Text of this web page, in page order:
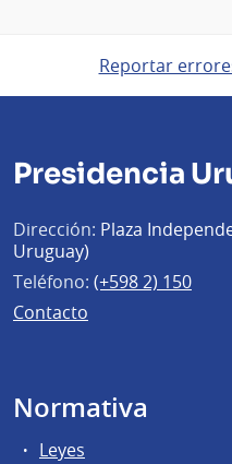
Reportar
Presidencia
Dirección: Plaza
Uruguay)
Teléfono: (+598 2) 150
Contacto
Normativa
Leyes